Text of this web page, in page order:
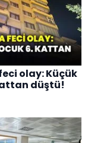
olay: Küçük
düştü!